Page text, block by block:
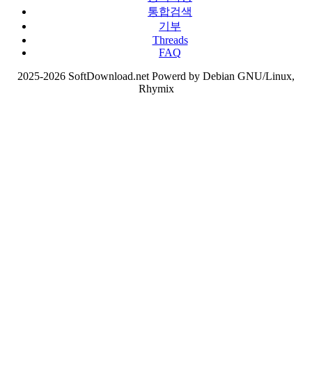
통합검색
기부
Threads
FAQ
2025-2026 SoftDownload.net Powerd by Debian GNU/Linux,
Rhymix